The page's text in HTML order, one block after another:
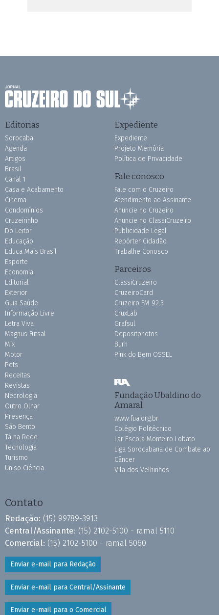
Editorias
Sorocaba
Agenda
Artigos
Brasil
Canal 1
Casa e Acabamento
Cinema
Condomínios
Cruzeirinho
Do Leitor
Educação
Educa Mais Brasil
Esporte
Economia
Editorial
Exterior
Guia Saúde
Informação Livre
Letra Viva
Magnus Futsal
Mix
Motor
Pets
Receitas
Revistas
Necrologia
Outro Olhar
Presença
São Bento
Tá na Rede
Tecnologia
Turismo
Uniso Ciência
Expediente
Expediente
Projeto Memória
Política de Privacidade
Fale conosco
Fale com o Cruzeiro
Atendimento ao Assinante
Anuncie no Cruzeiro
Anuncie no ClassiCruzeiro
Publicidade Legal
Repórter Cidadão
Trabalhe Conosco
Parceiros
ClassiCruzeiro
CruzeiroCard
Cruzeiro FM 92.3
CruxLab
Grafsul
Depositphotos
Burh
Pink do Bem OSSEL
Fundação Ubaldino do
Amaral
www.fua.org.br
Colégio Politécnico
Lar Escola Monteiro Lobato
Liga Sorocabana de Combate ao
Câncer
Vila dos Velhinhos
Contato
Redação: (15) 99789-3913
Central/Assinante: (15) 2102-5100 - ramal 5110
Comercial: (15) 2102-5100 - ramal 5060
Enviar e-mail para Redação
Enviar e-mail para Central/Assinante
Enviar e-mail para o Comercial